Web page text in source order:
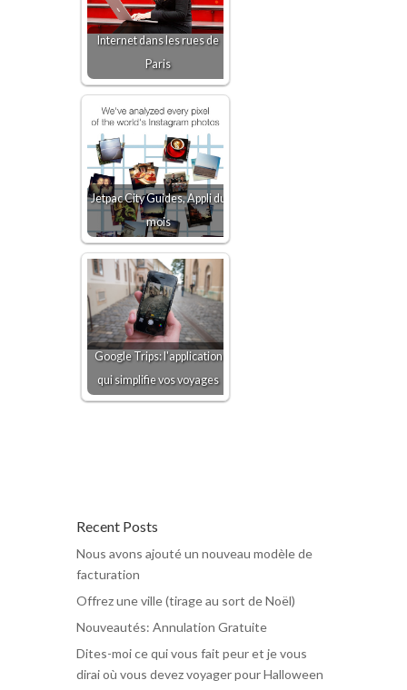
Internet dans les rues de
Paris
Jetpac City Guides, Appli du
mois
Google Trips: l'application
qui simplifie vos voyages
Recent Posts
Nous avons ajouté un nouveau modèle de
facturation
Offrez une ville (tirage au sort de Noël)
Nouveautés: Annulation Gratuite
Dites-moi ce qui vous fait peur et je vous
dirai où vous devez voyager pour Halloween